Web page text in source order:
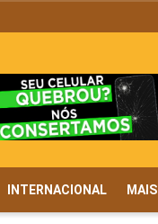
INTERNACIONAL MAIS